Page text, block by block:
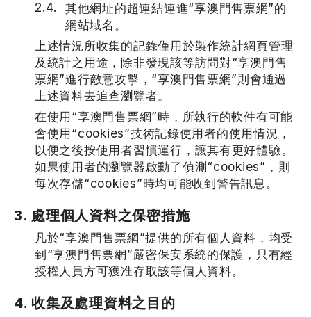
其他網址的超連結連進“享澳門售票網”的
網站域名。
上述情況所收集的記錄僅用於製作統計網頁管理
及統計之用途，除非發現該等訪問對“享澳門售
票網”進行敵意攻擊，“享澳門售票網”則會通過
上述資料去追查瀏覽者。
在使用“享澳門售票網”時，所執行的軟件有可能
會使用“cookies”技術記錄使用者的使用情況，
以便之後按使用者習慣運行，讓其有更好體驗。
如果使用者的瀏覽器啟動了偵測“cookies”，則
每次存儲“cookies”時均可能收到警告訊息。
3. 處理個人資料之保密措施
凡於“享澳門售票網”提供的所有個人資料，均受
到“享澳門售票網”嚴密保安系統的保護，只有經
授權人員方可獲准存取該等個人資料。
4. 收集及處理資料之目的